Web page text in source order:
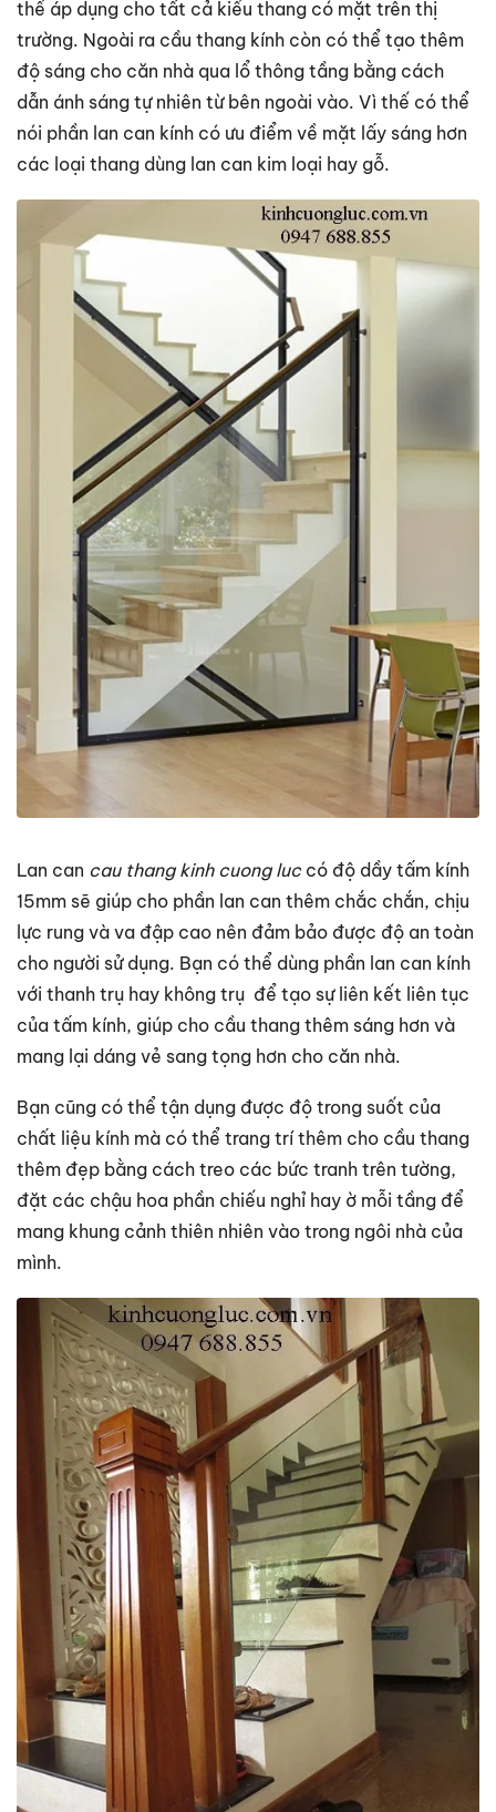
thể áp dụng cho tất cả kiểu thang có mặt trên thị
trường. Ngoài ra cầu thang kính còn có thể tạo thêm
độ sáng cho căn nhà qua lổ thông tầng bằng cách
dẫn ánh sáng tự nhiên từ bên ngoài vào. Vì thế có thể
nói phần lan can kính có ưu điểm về mặt lấy sáng hơn
các loại thang dùng lan can kim loại hay gỗ.
Lan can cau thang kinh cuong luccó độ dầy tấm kính
15mm sẽ giúp cho phần lan can thêm chắc chắn, chịu
lực rung và va đập cao nên đảm bảo được độ an toàn
cho người sử dụng. Bạn có thể dùng phần lan can kính
với thanh trụ hay không trụ để tạo sự liên kết liên tục
của tấm kính, giúp cho cầu thang thêm sáng hơn và
mang lại dáng vẻ sang tọng hơn cho căn nhà.
Bạn cũng có thể tận dụng được độ trong suốt của
chất liệu kính mà có thể trang trí thêm cho cầu thang
thêm đẹp bằng cách treo các bức tranh trên tường,
đặt các chậu hoa phần chiếu nghỉ hay ờ mỗi tầng để
mang khung cảnh thiên nhiên vào trong ngôi nhà của
mình.